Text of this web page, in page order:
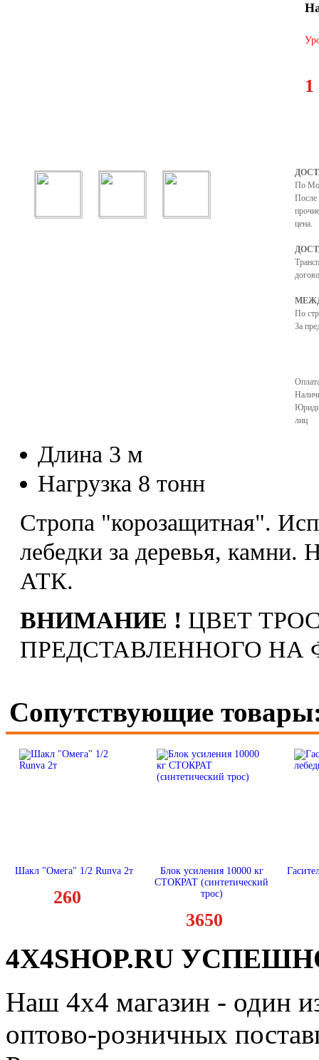
1
По
После
цена.
По
За
лиц
Длина 3 м
Нагрузка 8 тонн
Стропа "корозащитная".
лебедки за деревья, камни.
АТК.
ВНИМАНИЕ ! ЦВЕТ
ПРЕДСТАВЛЕННОГО НА
Сопутствующие
Шакл "Омега" 1/2 Runva 2т
260
Блок усиления 10000 кг
СТОКРАТ (синтетический
трос)
3650
4X4SHOP.RU
Наш 4x4 магазин - один
оптово-розничных